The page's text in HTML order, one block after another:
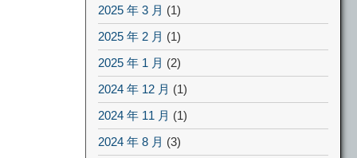
2025 年 3 月 (1)
2025 年 2 月 (1)
2025 年 1 月 (2)
2024 年 12 月 (1)
2024 年 11 月 (1)
2024 年 8 月 (3)